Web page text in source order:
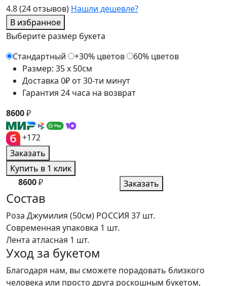
4.8(24 отзывов) Нашли дешевле?
В избранное
Выберите размер букета
Стандартный
+30% цветов
60% цветов
Размер: 35 x 50см
Доставка 0₽ от 30-ти минут
Гарантия 24 часа на возврат
8600₽
+172
Заказать
Купить в 1 клик
8600₽ Заказать
Состав
Роза Джумилия (50см) РОССИЯ 37 шт.
Современная упаковка 1 шт.
Лента атласная 1 шт.
Уход за букетом
Благодаря нам, вы сможете порадовать близкого
человека или просто друга роскошным букетом,